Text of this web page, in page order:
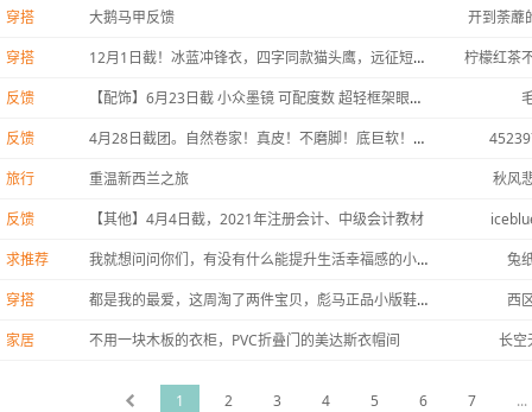
穿搭
大鹅马甲反馈
开到荼蘼
穿搭
12月1日截！冰蓝冲锋衣，四字同款猫头鹰，远征短款，马甲。莎莎家大鹅今年还要吗？
柠檬红茶
反馈
【配饰】6月23日截 小众墨镜 可配度数 超轻框架眼镜 夏天来了冲冲冲
反馈
4月28日截团。自然卷家！真皮！不磨脚！底巨软！售后无敌！便宜好穿的玛丽珍乐福鞋凉鞋
旅行
重温新西兰之旅
秋风
反馈
【其他】4月4日截，2021年注册会计、中级会计教材
求推荐
我就想问问你们，有没有什么能提升生活幸福感的小玩意儿？？
兔
穿搭
都是我的最爱，这周淘了两件宝贝，彪马正品小版鞋，马克华菲上衣，美美哒
西
家居
不用一块木板的衣柜，PVC折叠门的美达斯衣帽间 长空
1 2 3 4 5 6 7 ...